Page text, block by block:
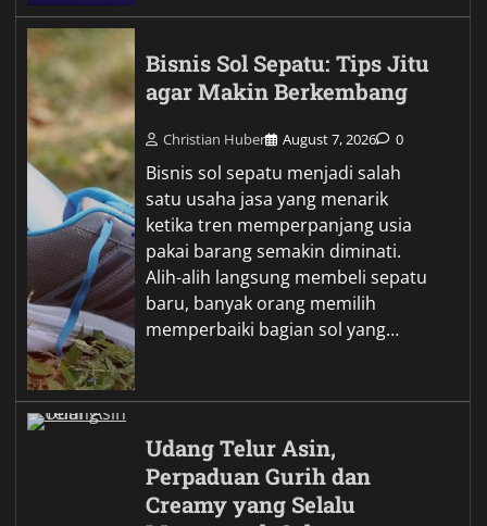
Bisnis Sol Sepatu: Tips Jitu
agar Makin Berkembang
Christian Huber August 7, 2026 0
Bisnis sol sepatu menjadi salah
satu usaha jasa yang menarik
ketika tren memperpanjang usia
pakai barang semakin diminati.
Alih-alih langsung membeli sepatu
baru, banyak orang memilih
memperbaiki bagian sol yang…
Udang Telur Asin,
Perpaduan Gurih dan
Creamy yang Selalu